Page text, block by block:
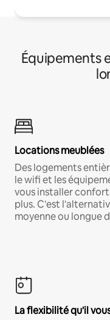
Équipements
Locations meublées
Des logements
le wifi et les
vous installer
plus. C'est
moyenne ou longue
La flexibilité qu'il